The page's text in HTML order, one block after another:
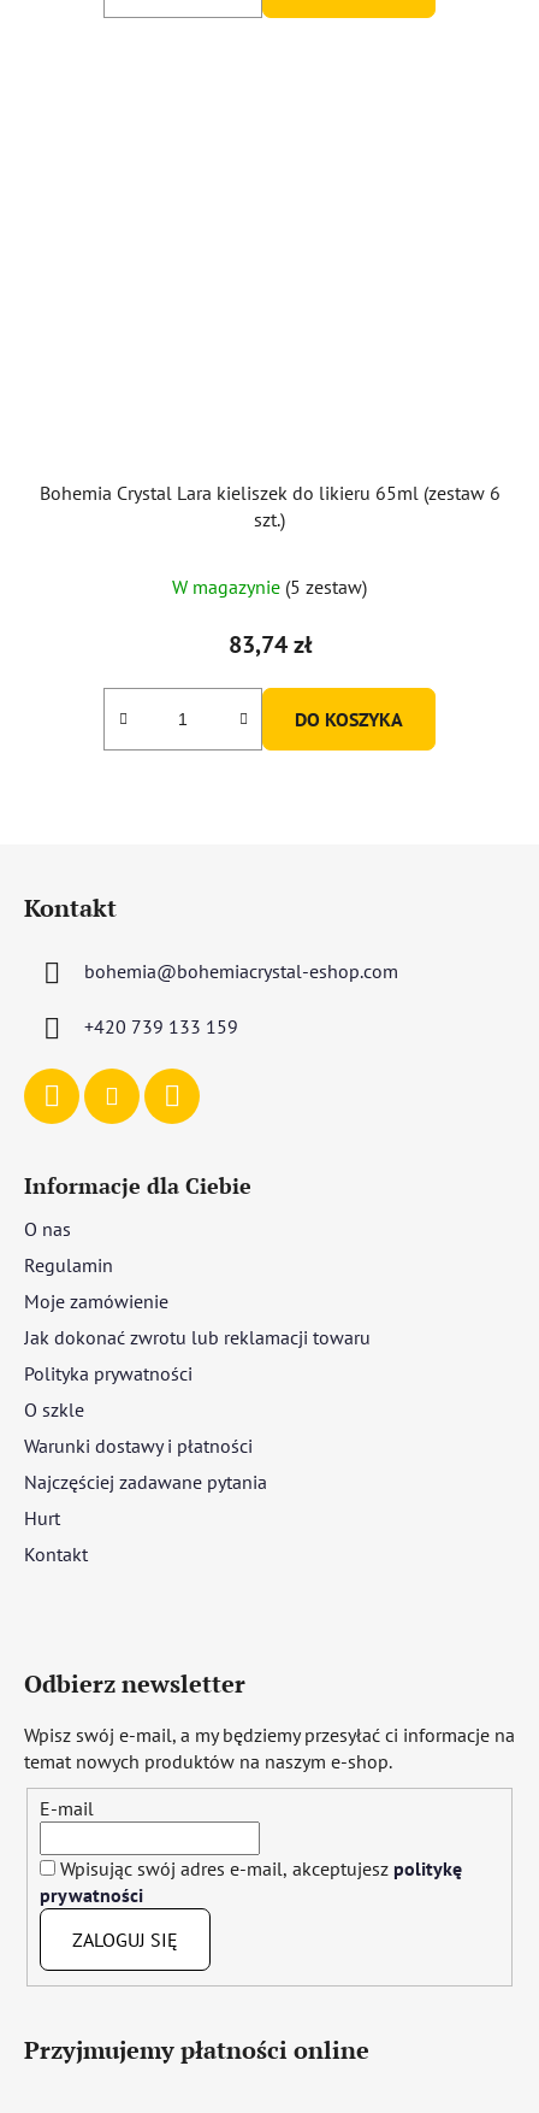
Bohemia Crystal Lara kieliszek do likieru 65ml (zestaw 6
szt.)
ocena
produktu
5,0
W magazynie (5 zestaw)
83,74 zł
DO KOSZYKA
Kontakt
bohemia@bohemiacrystal-eshop.com
+420 739 133 159
Informacje dla Ciebie
O nas
Regulamin
Moje zamówienie
Jak dokonać zwrotu lub reklamacji towaru
Polityka prywatności
O szkle
Warunki dostawy i płatności
Najczęściej zadawane pytania
Hurt
Kontakt
Odbierz newsletter
Wpisz swój e-mail, a my będziemy przesyłać ci informacje na
temat nowych produktów na naszym e-shop.
E-mail
Wpisując swój adres e-mail, akceptujesz politykę
prywatności
ZALOGUJ SIĘ
Przyjmujemy płatności online